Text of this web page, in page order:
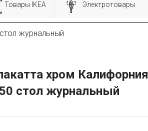
Товары IKEA Электротовары
журнальный
хром Калифорния
стол журнальный